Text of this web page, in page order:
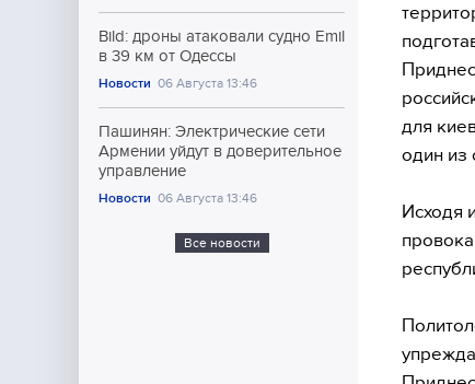
Bild: дроны атаковали судно Emil
в 39 км от Одессы
Новости 06 Августа 13:46
Пашинян: Электрические сети
Армении уйдут в доверительное
управление
Новости 06 Августа 13:46
Все новости
для
один из
Исходя